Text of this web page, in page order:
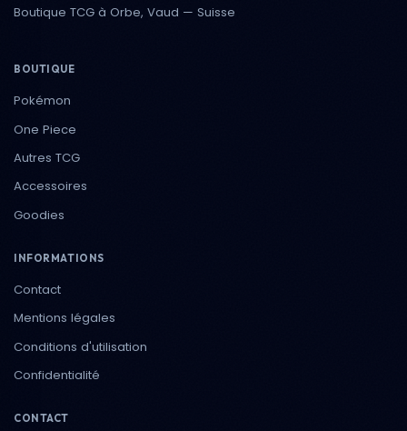
Boutique TCG à Orbe, Vaud — Suisse
BOUTIQUE
Pokémon
One Piece
Autres TCG
Accessoires
Goodies
INFORMATIONS
Contact
Mentions légales
Conditions d'utilisation
Confidentialité
CONTACT